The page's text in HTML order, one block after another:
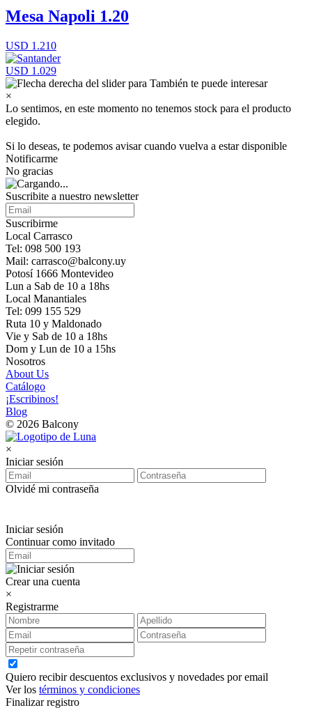
Mesa Napoli 1.20
USD 1.210
USD 1.029
×
Lo sentimos, en este momento no tenemos stock para el producto
elegido.
Si lo deseas, te podemos avisar cuando vuelva a estar disponible
Notificarme
No gracias
Suscribite a nuestro newsletter
Suscribirme
Local Carrasco
Tel: 098 500 193
Mail: carrasco@balcony.uy
Potosí 1666 Montevideo
Lun a Sab de 10 a 18hs
Local Manantiales
Tel: 099 155 529
Ruta 10 y Maldonado
Vie y Sab de 10 a 18hs
Dom y Lun de 10 a 15hs
Nosotros
About Us
Catálogo
¡Escribinos!
Blog
© 2026 Balcony
×
Iniciar sesión
Olvidé mi contraseña
Iniciar sesión
Continuar como invitado
Crear una cuenta
×
Registrarme
Quiero recibir descuentos exclusivos y novedades por email
Ver los términos y condiciones
Finalizar registro